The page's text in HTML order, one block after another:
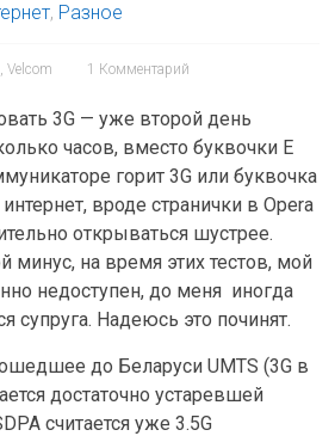
, Разное
,Velcom 1 Комментарий
3G — уже второй день
часов, вместо буквочки E
горит 3G или буквочка
вроде странички в Opera
открываться шустрее.
на время этих тестов, мой
недоступен, до меня иногда
супруга. Надеюсь это починят.
до Беларуси UMTS (3G в
достаточно устаревшей
считается уже 3.5G